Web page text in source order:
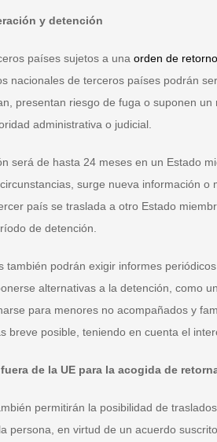
y detención
países sujetos a una orden de retorno
nacionales de terceros países podrán
presentan riesgo de fuga o suponen
administrativa o judicial.
será de hasta 24 meses en un Estado
surge nueva información
país se traslada a otro Estado
de detención.
también podrán exigir informes
alternativas a la detención, como
para menores no acompañados y
breve posible, teniendo en cuenta el
de la UE para la acogida de
permitirán la posibilidad de
persona, en virtud de un acuerdo